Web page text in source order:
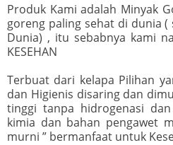
Produk Kami adalah Minyak
goreng paling sehat di dunia
Dunia) , itu sebabnya kami
KESEHAN
Terbuat dari kelapa Pilihan
dan Higienis disaring dan
tinggi tanpa hidrogenasi
kimia dan bahan pengawet
murni ” bermanfaat untuk